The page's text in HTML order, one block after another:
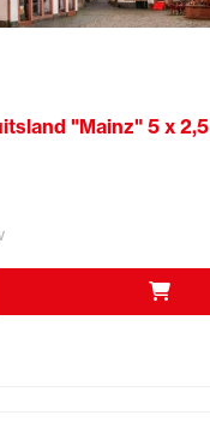
"Mainz" 5 x 2,5